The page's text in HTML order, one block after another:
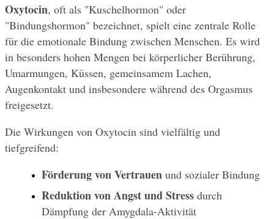
Oxytocin, oft als "Kuschelhormon" oder
"Bindungshormon" bezeichnet, spielt eine zentrale Rolle
für die emotionale Bindung zwischen Menschen. Es wird
in besonders hohen Mengen bei körperlicher Berührung,
Umarmungen, Küssen, gemeinsamem Lachen,
Augenkontakt und insbesondere während des Orgasmus
freigesetzt.
Die Wirkungen von Oxytocin sind vielfältig und
tiefgreifend:
Förderung von Vertrauen und sozialer Bindung
Reduktion von Angst und Stress durch
Dämpfung der Amygdala-Aktivität